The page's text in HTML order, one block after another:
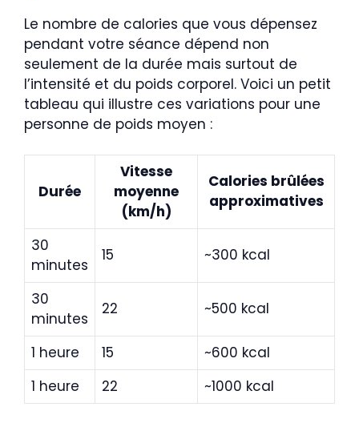
Le nombre de calories que vous dépensez
pendant votre séance dépend non
seulement de la durée mais surtout de
l’intensité et du poids corporel. Voici un petit
tableau qui illustre ces variations pour une
personne de poids moyen :
Durée
Vitesse
moyenne
(km/h)
Calories brûlées
approximatives
30
minutes
15 ~300 kcal
30
minutes
22 ~500 kcal
1 heure 15
~600 kcal
1 heure
22 ~1000 kcal